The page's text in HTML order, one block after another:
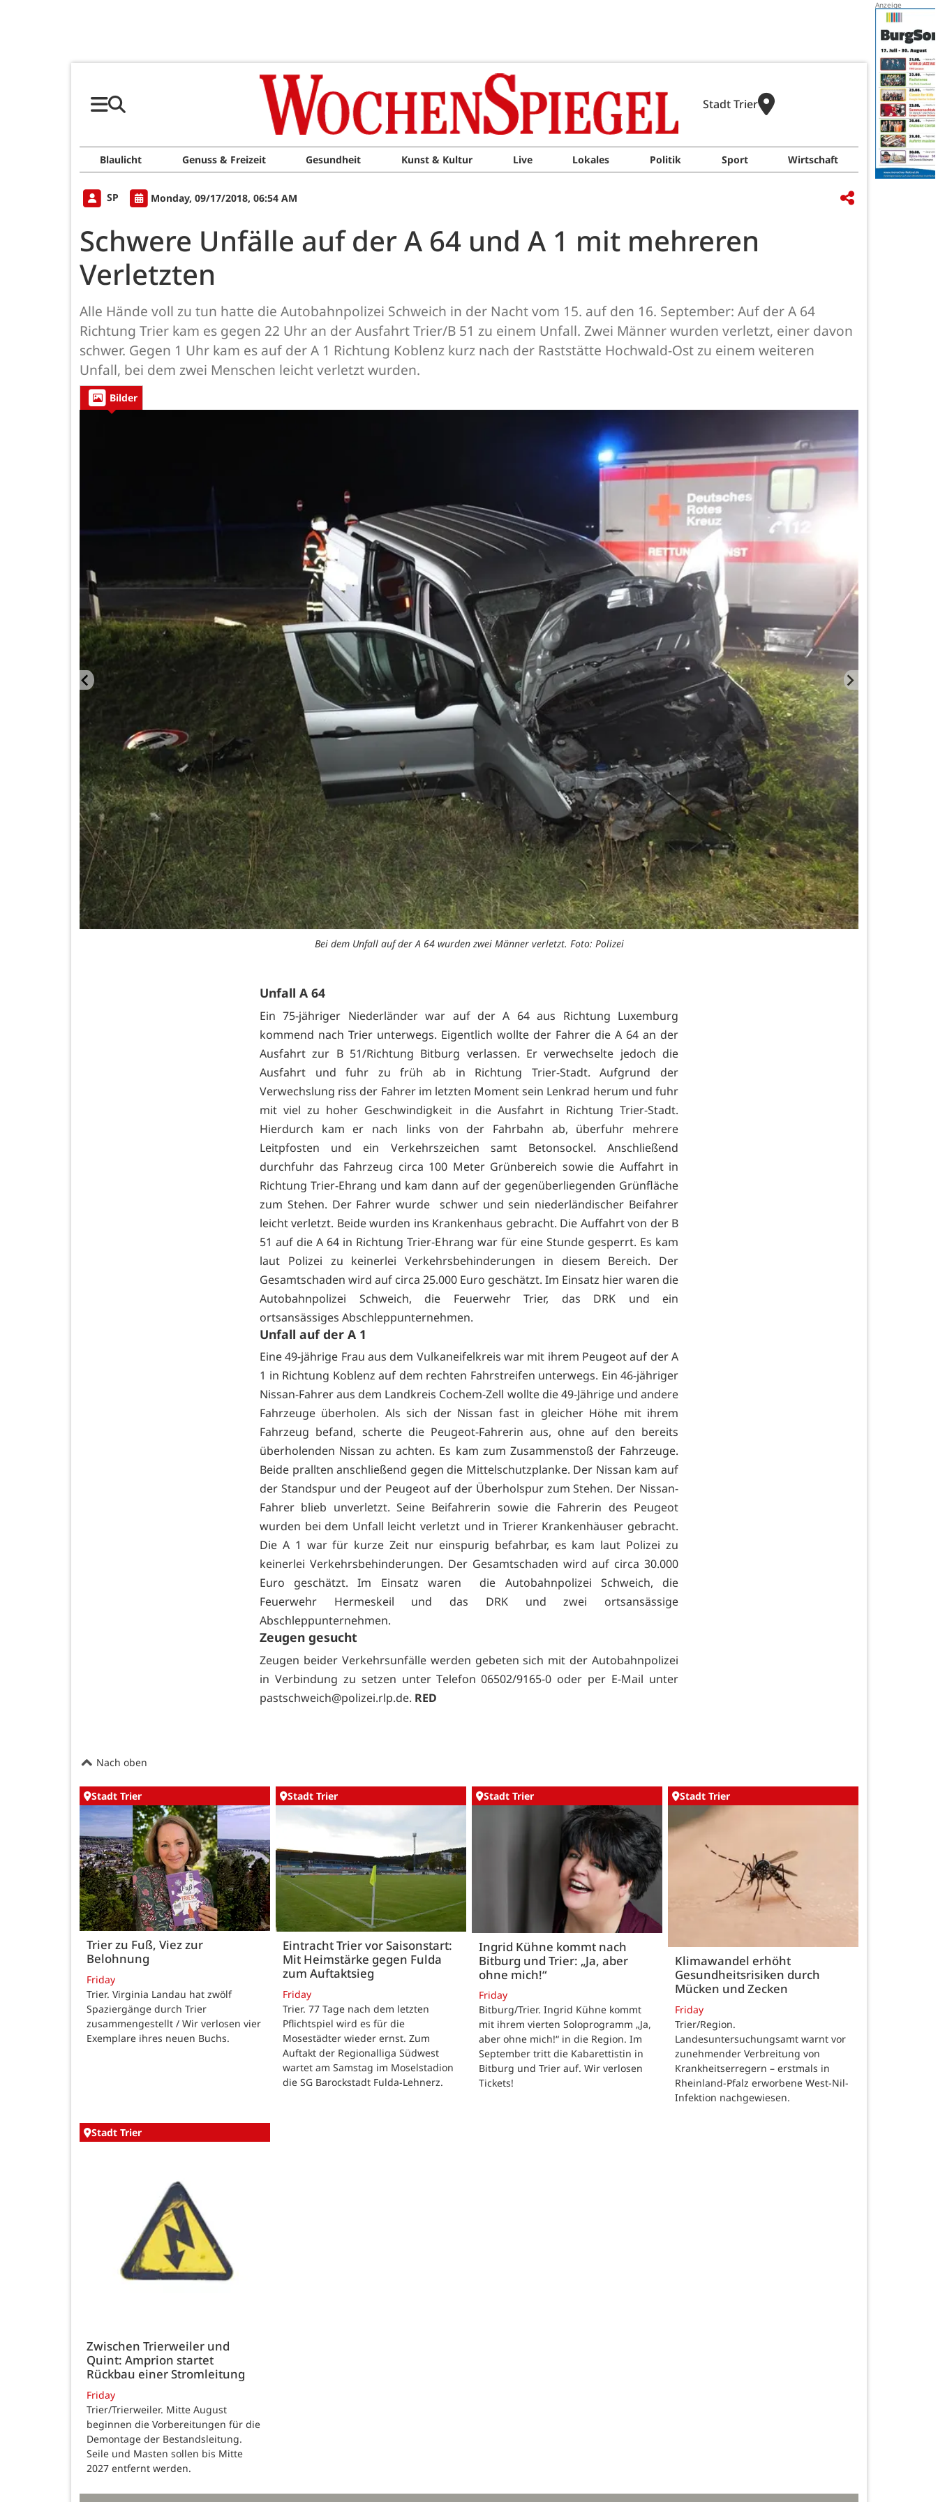
Stadt Trier
Blaulicht Genuss & Freizeit Gesundheit Kunst & Kultur Live Lokales Politik Sport Wirtschaft
SP Monday, 09/17/2018, 06:54 AM
Schwere Unfälle auf der A 64 und A 1 mit mehreren
Verletzten
Alle Hände voll zu tun hatte die Autobahnpolizei Schweich in der Nacht vom 15. auf den 16. September: Auf der A 64
Richtung Trier kam es gegen 22 Uhr an der Ausfahrt Trier/B 51 zu einem Unfall. Zwei Männer wurden verletzt, einer davon
schwer. Gegen 1 Uhr kam es auf der A 1 Richtung Koblenz kurz nach der Raststätte Hochwald-Ost zu einem weiteren
Unfall, bei dem zwei Menschen leicht verletzt wurden.
Bilder
Bei dem Unfall auf der A 64 wurden zwei Männer verletzt. Foto: Polizei
Unfall A 64
Ein 75-jähriger Niederländer war auf der A 64 aus Richtung Luxemburg
kommend nach Trier unterwegs. Eigentlich wollte der Fahrer die A 64 an der
Ausfahrt zur B 51/Richtung Bitburg verlassen. Er verwechselte jedoch die
Ausfahrt und fuhr zu früh ab in Richtung Trier-Stadt. Aufgrund der
Verwechslung riss der Fahrer im letzten Moment sein Lenkrad herum und fuhr
mit viel zu hoher Geschwindigkeit in die Ausfahrt in Richtung Trier-Stadt.
Hierdurch kam er nach links von der Fahrbahn ab, überfuhr mehrere
Leitpfosten und ein Verkehrszeichen samt Betonsockel. Anschließend
durchfuhr das Fahrzeug circa 100 Meter Grünbereich sowie die Auffahrt in
Richtung Trier-Ehrang und kam dann auf der gegenüberliegenden Grünfläche
zum Stehen. Der Fahrer wurde schwer und sein niederländischer Beifahrer
leicht verletzt. Beide wurden ins Krankenhaus gebracht. Die Auffahrt von der B
51 auf die A 64 in Richtung Trier-Ehrang war für eine Stunde gesperrt. Es kam
laut Polizei zu keinerlei Verkehrsbehinderungen in diesem Bereich. Der
Gesamtschaden wird auf circa 25.000 Euro geschätzt. Im Einsatz hier waren die
Autobahnpolizei Schweich, die Feuerwehr Trier, das DRK und ein
ortsansässiges Abschleppunternehmen.
Unfall auf der A 1
Eine 49-jährige Frau aus dem Vulkaneifelkreis war mit ihrem Peugeot auf der A
1 in Richtung Koblenz auf dem rechten Fahrstreifen unterwegs. Ein 46-jähriger
Nissan-Fahrer aus dem Landkreis Cochem-Zell wollte die 49-Jährige und andere
Fahrzeuge überholen. Als sich der Nissan fast in gleicher Höhe mit ihrem
Fahrzeug befand, scherte die Peugeot-Fahrerin aus, ohne auf den bereits
überholenden Nissan zu achten. Es kam zum Zusammenstoß der Fahrzeuge.
Beide prallten anschließend gegen die Mittelschutzplanke. Der Nissan kam auf
der Standspur und der Peugeot auf der Überholspur zum Stehen. Der Nissan-
Fahrer blieb unverletzt. Seine Beifahrerin sowie die Fahrerin des Peugeot
wurden bei dem Unfall leicht verletzt und in Trierer Krankenhäuser gebracht.
Die A 1 war für kurze Zeit nur einspurig befahrbar, es kam laut Polizei zu
keinerlei Verkehrsbehinderungen. Der Gesamtschaden wird auf circa 30.000
Euro geschätzt. Im Einsatz waren die Autobahnpolizei Schweich, die
Feuerwehr Hermeskeil und das DRK und zwei ortsansässige
Abschleppunternehmen.
Zeugen gesucht
Zeugen beider Verkehrsunfälle werden gebeten sich mit der Autobahnpolizei
in Verbindung zu setzen unter Telefon 06502/9165-0 oder per E-Mail unter
pastschweich@polizei.rlp.de. RED
Nach oben
Stadt Trier
Trier zu Fuß, Viez zur
Belohnung
Friday
Trier. Virginia Landau hat zwölf
Spaziergänge durch Trier
zusammengestellt / Wir verlosen vier
Exemplare ihres neuen Buchs.
Stadt Trier
Eintracht Trier vor Saisonstart:
Mit Heimstärke gegen Fulda
zum Auftaktsieg
Friday
Trier. 77 Tage nach dem letzten
Pflichtspiel wird es für die
Mosestädter wieder ernst. Zum
Auftakt der Regionalliga Südwest
wartet am Samstag im Moselstadion
die SG Barockstadt Fulda-Lehnerz.
Stadt Trier
Ingrid Kühne kommt nach
Bitburg und Trier: „Ja, aber
ohne mich!“
Friday
Bitburg/Trier. Ingrid Kühne kommt
mit ihrem vierten Soloprogramm „Ja,
aber ohne mich!“ in die Region. Im
September tritt die Kabarettistin in
Bitburg und Trier auf. Wir verlosen
Tickets!
Stadt Trier
Klimawandel erhöht
Gesundheitsrisiken durch
Mücken und Zecken
Friday
Trier/Region.
Landesuntersuchungsamt warnt vor
zunehmender Verbreitung von
Krankheitserregern – erstmals in
Rheinland-Pfalz erworbene West-Nil-
Infektion nachgewiesen.
Stadt Trier
Zwischen Trierweiler und
Quint: Amprion startet
Rückbau einer Stromleitung
Friday
Trier/Trierweiler. Mitte August
beginnen die Vorbereitungen für die
Demontage der Bestandsleitung.
Seile und Masten sollen bis Mitte
2027 entfernt werden.